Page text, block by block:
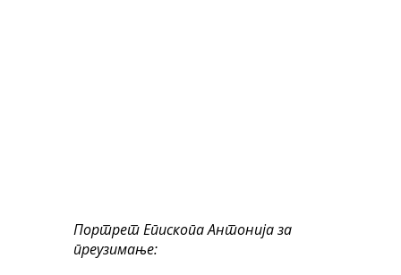
Портрет Епископа Антонија за
преузимање: